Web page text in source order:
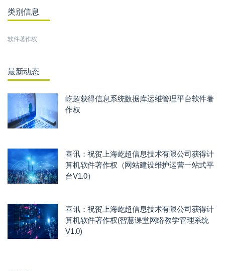
类别信息
软件著作权
最新动态
屹超获得信息系统数据库运维管理平台软件著
作权
喜讯：祝贺上海屹超信息技术有限公司获得计
算机软件著作权（网站建设维护运营一站式平
台V1.0）
喜讯：祝贺上海屹超信息技术有限公司获得计
算机软件著作权(智慧课堂网络教学管理系统
V1.0)